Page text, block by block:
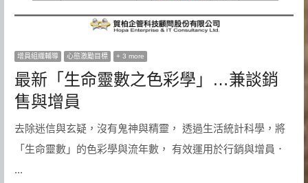
增員組織輔導 心態激勵目標 + 3 more
最新「生命靈數之色彩學」…兼談銷
售與增員
去除迷信與玄疑，沒有鬼神與精靈， 透過生活統計科學，將
「生命靈數」的色彩學與流年數， 有效運用於行銷與增員．
...